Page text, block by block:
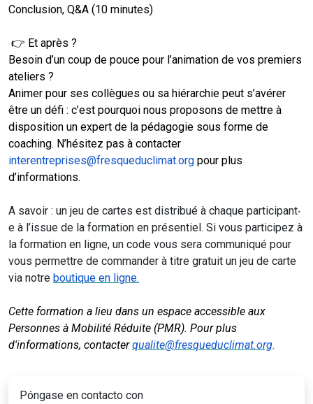
Conclusion, Q&A (10 minutes)
👉 Et après ?
Besoin d’un coup de pouce pour l’animation de vos premiers
ateliers ?
Animer pour ses collègues ou sa hiérarchie peut s’avérer
être un défi : c’est pourquoi nous proposons de mettre à
disposition un expert de la pédagogie sous forme de
coaching. N’hésitez pas à contacter
interentreprises@fresqueduclimat.org pour plus
d’informations.
A savoir : un jeu de cartes est distribué à chaque participant‧
e à l’issue de la formation en présentiel. Si vous participez à
la formation en ligne, un code vous sera communiqué pour
vous permettre de commander à titre gratuit un jeu de carte
via notre boutique en ligne.
Cette formation a lieu dans un espace accessible aux
Personnes à Mobilité Réduite (PMR). Pour plus
d'informations, contacterqualite@fresqueduclimat.org.
Póngase en contacto con